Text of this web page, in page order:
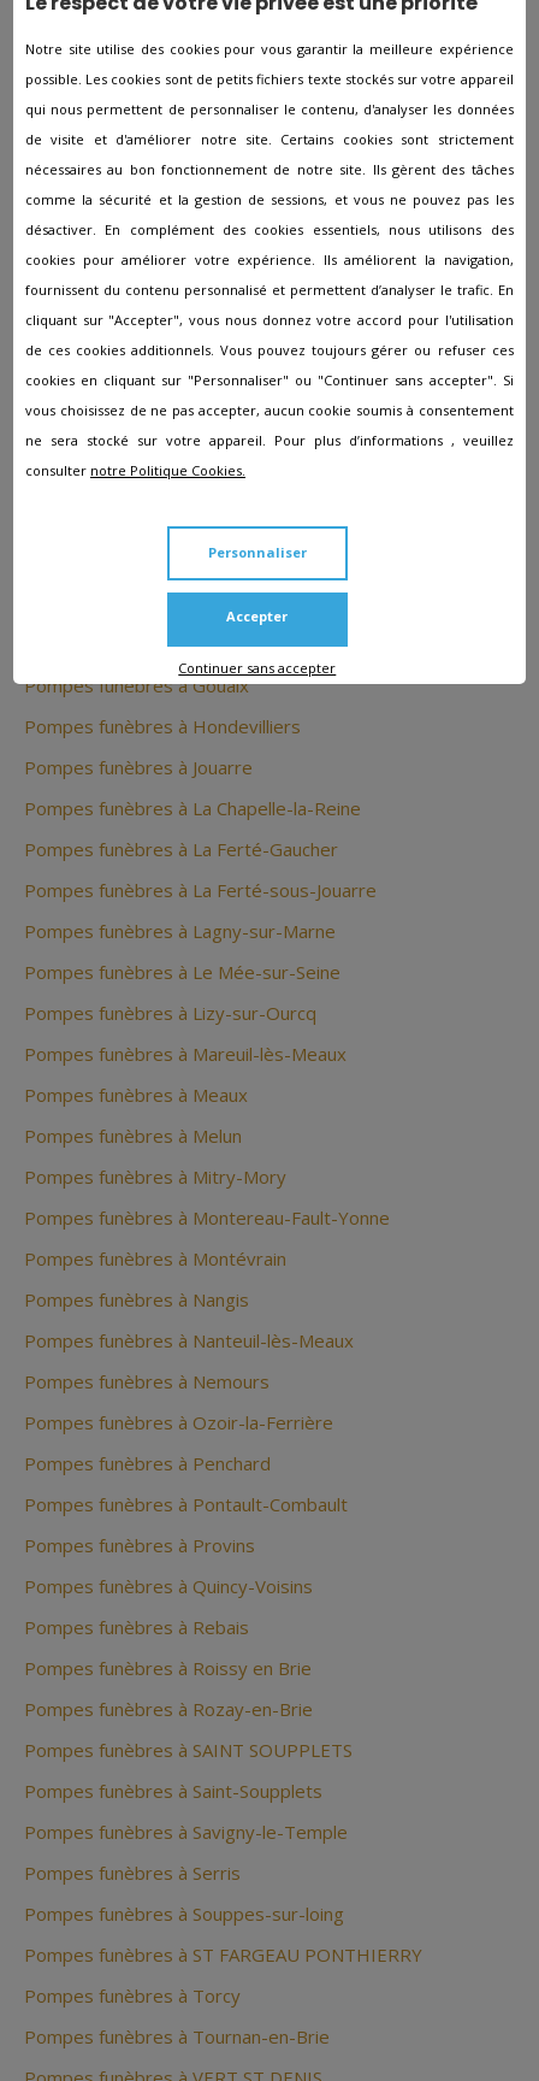
Pompes funèbres à Bray-sur-Seine
Pompes funèbres à Brie-Comte-Robert
Pompes funèbres à Champs-sur-Marne
Pompes funèbres à Château-Landon
Pompes funèbres à Chelles
Pompes funèbres à Claye-Souilly
Pompes funèbres à Couilly-pont-aux-dames
Pompes funèbres à Courtry
Pompes funèbres à Crécy-la-Chapelle
Pompes funèbres à Dammarie-les-Lys
Pompes funèbres à Dammartin-en-Goële
Pompes funèbres à Fontainebleau
Pompes funèbres à Gouaix
Pompes funèbres à Hondevilliers
Pompes funèbres à Jouarre
Pompes funèbres à La Chapelle-la-Reine
Pompes funèbres à La Ferté-Gaucher
Pompes funèbres à La Ferté-sous-Jouarre
Pompes funèbres à Lagny-sur-Marne
Pompes funèbres à Le Mée-sur-Seine
Pompes funèbres à Lizy-sur-Ourcq
Pompes funèbres à Mareuil-lès-Meaux
Pompes funèbres à Meaux
Pompes funèbres à Melun
Pompes funèbres à Mitry-Mory
Pompes funèbres à Montereau-Fault-Yonne
Pompes funèbres à Montévrain
Pompes funèbres à Nangis
Pompes funèbres à Nanteuil-lès-Meaux
Pompes funèbres à Nemours
Pompes funèbres à Ozoir-la-Ferrière
Pompes funèbres à Penchard
Pompes funèbres à Pontault-Combault
Pompes funèbres à Provins
Pompes funèbres à Quincy-Voisins
Pompes funèbres à Rebais
Pompes funèbres à Roissy en Brie
Pompes funèbres à Rozay-en-Brie
Pompes funèbres à SAINT SOUPPLETS
Pompes funèbres à Saint-Soupplets
Pompes funèbres à Savigny-le-Temple
Pompes funèbres à Serris
Pompes funèbres à Souppes-sur-loing
Pompes funèbres à ST FARGEAU PONTHIERRY
Pompes funèbres à Torcy
Pompes funèbres à Tournan-en-Brie
Notre site utilise des cookies pour vous garantir la meilleure expérience
possible. Les cookies sont de petits fichiers texte stockés sur votre appareil
qui nous permettent de personnaliser le contenu, d'analyser les données
de visite et d'améliorer notre site. Certains cookies sont strictement
nécessaires au bon fonctionnement de notre site. Ils gèrent des tâches
comme la sécurité et la gestion de sessions, et vous ne pouvez pas les
désactiver. En complément des cookies essentiels, nous utilisons des
cookies pour améliorer votre expérience. Ils améliorent la navigation,
fournissent du contenu personnalisé et permettent d’analyser le trafic. En
cliquant sur "Accepter", vous nous donnez votre accord pour l'utilisation
de ces cookies additionnels. Vous pouvez toujours gérer ou refuser ces
cookies en cliquant sur "Personnaliser" ou "Continuer sans accepter". Si
vous choisissez de ne pas accepter, aucun cookie soumis à consentement
ne sera stocké sur votre appareil. Pour plus d’informations , veuillez
consulter notre Politique Cookies.
Continuer sans accepter
Personnaliser
Accepter